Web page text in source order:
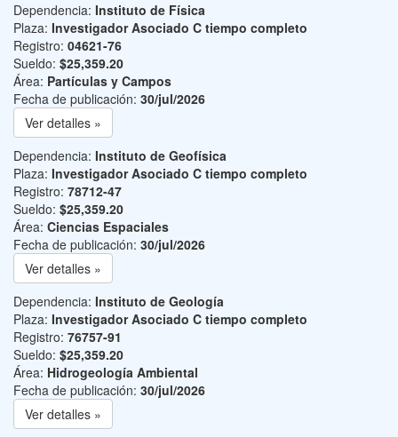
Dependencia: Instituto de Física
Plaza: Investigador Asociado C tiempo completo
Registro: 04621-76
Sueldo: $25,359.20
Área: Partículas y Campos
Fecha de publicación: 30/jul/2026
Ver detalles »
Dependencia: Instituto de Geofísica
Plaza: Investigador Asociado C tiempo completo
Registro: 78712-47
Sueldo: $25,359.20
Área: Ciencias Espaciales
Fecha de publicación: 30/jul/2026
Ver detalles »
Dependencia: Instituto de Geología
Plaza: Investigador Asociado C tiempo completo
Registro: 76757-91
Sueldo: $25,359.20
Área: Hidrogeología Ambiental
Fecha de publicación: 30/jul/2026
Ver detalles »